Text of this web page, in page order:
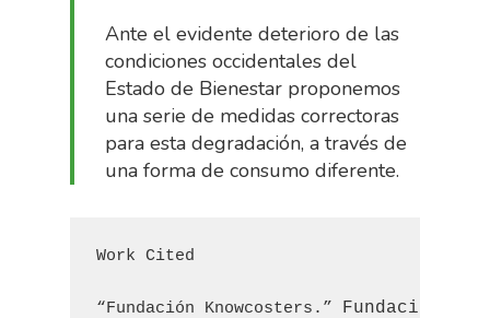
Ante el evidente deterioro de las
condiciones occidentales del
Estado de Bienestar proponemos
una serie de medidas correctoras
para esta degradación, a través de
una forma de consumo diferente.
Work Cited
“Fundación Knowcosters.” Fundación